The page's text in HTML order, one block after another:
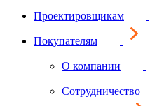
Проектировщикам
Покупателям
О компании
Сотрудничество